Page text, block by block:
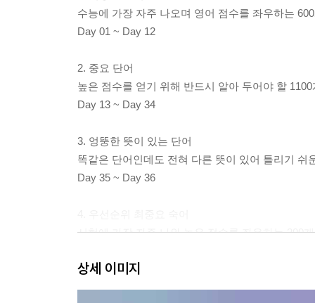
수능에 가장 자주 나오며 영어 점수를 좌우하는
Day 01 ~ Day 12
2. 중요 단어
높은 점수를 얻기 위해 반드시 알아 두어야 할
Day 13 ~ Day 34
3. 엉뚱한 뜻이 있는 단어
똑같은 단어인데도 전혀 다른 뜻이 있어 틀리기 쉬
Day 35 ~ Day 36
시험에 가장 자주 나와 높은 점수를 좌우하는 200
상세 이미지